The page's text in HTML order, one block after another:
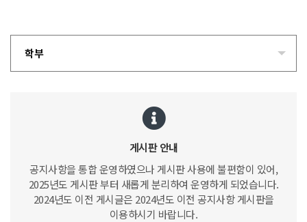
학부
게시판 안내
공지사항을 통합 운영하였으나 게시판 사용에 불편함이 있어,
2025년도 게시판 부터 새롭게 분리하여 운영하게 되었습니다.
2024년도 이전 게시글은 2024년도 이전 공지사항 게시판을
이용하시기 바랍니다.